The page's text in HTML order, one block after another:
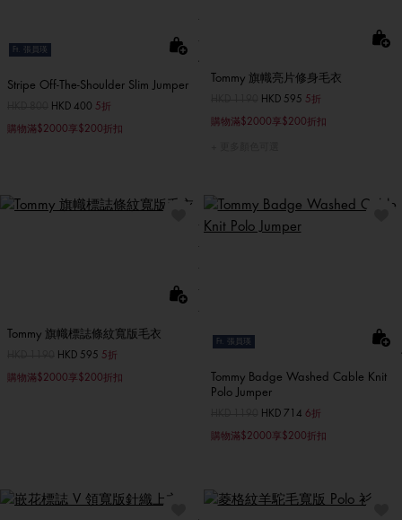
Ft. 張員瑛
Stripe Off-The-Shoulder Slim Jumper
價格扣減從至HKD 400 5折
購物滿$2000享$200折扣
Tommy 旗幟亮片修身毛衣
至HKD 595 5折
購物滿$2000享$200折扣
Tommy 旗幟標誌條紋寬版毛衣
至HKD 595 5折
購物滿$2000享$200折扣
Ft. 張員瑛
Tommy Badge Washed Cable Knit
Polo Jumper
至HKD 714 6折
購物滿$2000享$200折扣